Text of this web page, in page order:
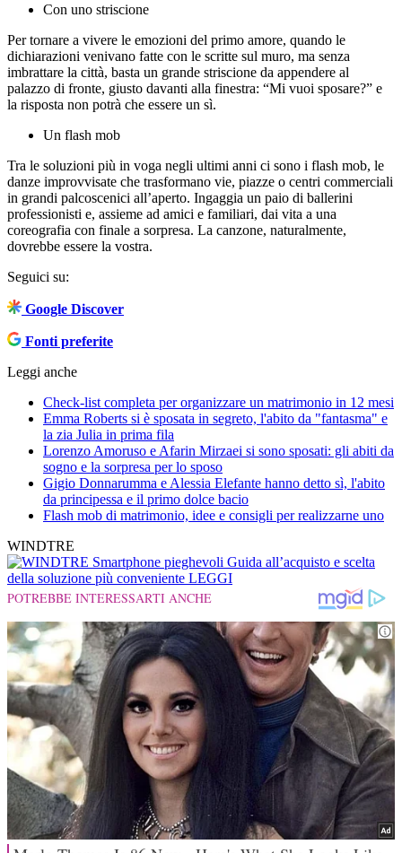
Con uno striscione
Per tornare a vivere le emozioni del primo amore, quando le
dichiarazioni venivano fatte con le scritte sul muro, ma senza
imbrattare la città, basta un grande striscione da appendere al
palazzo di fronte, giusto davanti alla finestra: “Mi vuoi sposare?” e
la risposta non potrà che essere un sì.
Un flash mob
Tra le soluzioni più in voga negli ultimi anni ci sono i flash mob, le
danze improvvisate che trasformano vie, piazze o centri commerciali
in grandi palcoscenici all’aperto. Ingaggia un paio di ballerini
professionisti e, assieme ad amici e familiari, dai vita a una
coreografia con finale a sorpresa. La canzone, naturalmente,
dovrebbe essere la vostra.
Seguici su:
Google Discover
Fonti preferite
Leggi anche
Check-list completa per organizzare un matrimonio in 12 mesi
Emma Roberts si è sposata in segreto, l'abito da "fantasma" e
la zia Julia in prima fila
Lorenzo Amoruso e Afarin Mirzaei si sono sposati: gli abiti da
sogno e la sorpresa per lo sposo
Gigio Donnarumma e Alessia Elefante hanno detto sì, l'abito
da principessa e il primo dolce bacio
Flash mob di matrimonio, idee e consigli per realizzarne uno
WINDTRE
Smartphone pieghevoli Guida all’acquisto e scelta
della soluzione più conveniente LEGGI